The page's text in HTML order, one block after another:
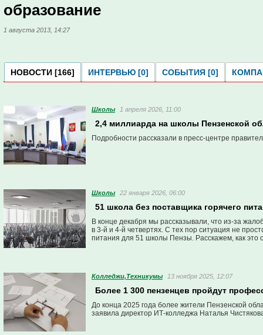
образование
1 августа 2013, 14:27
НОВОСТИ [166] ИНТЕРВЬЮ [0] СОБЫТИЯ [0]
Школы 1 апреля 2026, 11:00
2,4 миллиарда на школы Пензенской
Подробности рассказали в пресс-центре
Школы 22 января 2026, 06:00
51 школа без поставщика горячего
В конце декабря мы рассказывали, что из-за
в 3-й и 4-й четвертях. С тех пор ситуация не
питания для 51 школы Пензы. Расскажем, как это
Колледжи,Техникумы 13 ноября 2025, 12:07
Более 1 300 пензенцев пройдут
До конца 2025 года более жители Пензенской
заявила директор ИТ-колледжа Наталья